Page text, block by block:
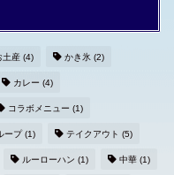
土産 (4) かき氷 (2)
カレー (4)
コラボメニュー (1)
ープ(1) テイクアウト (5)
ルーローハン (1) 中華 (1)
ホームへ
ーポリシー